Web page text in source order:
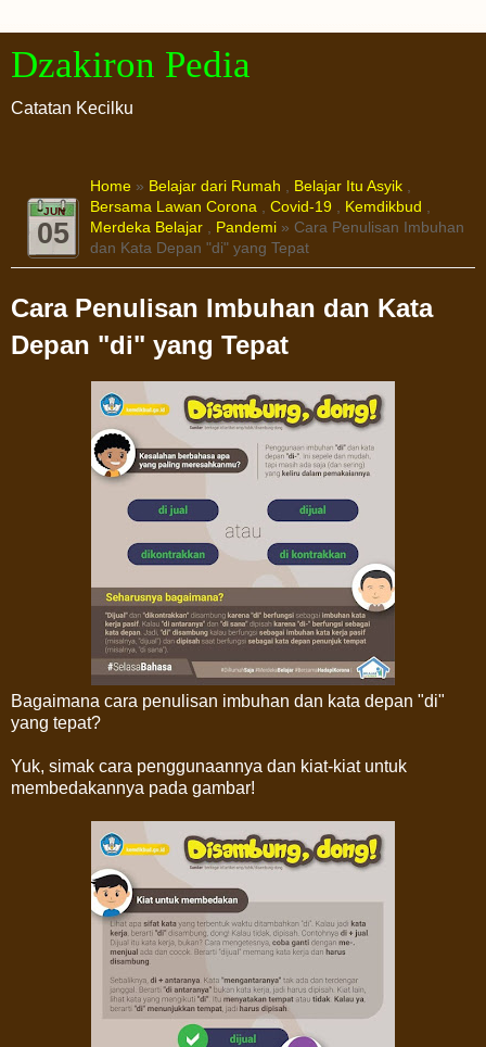
Dzakiron Pedia
Catatan Kecilku
JUN
05
Home » Belajar dari Rumah , Belajar Itu Asyik ,
Bersama Lawan Corona , Covid-19 , Kemdikbud ,
Merdeka Belajar , Pandemi » Cara Penulisan Imbuhan
dan Kata Depan "di" yang Tepat
Cara Penulisan Imbuhan dan Kata
Depan "di" yang Tepat
Bagaimana cara penulisan imbuhan dan kata depan "di"
yang tepat?
Yuk, simak cara penggunaannya dan kiat-kiat untuk
membedakannya pada gambar!